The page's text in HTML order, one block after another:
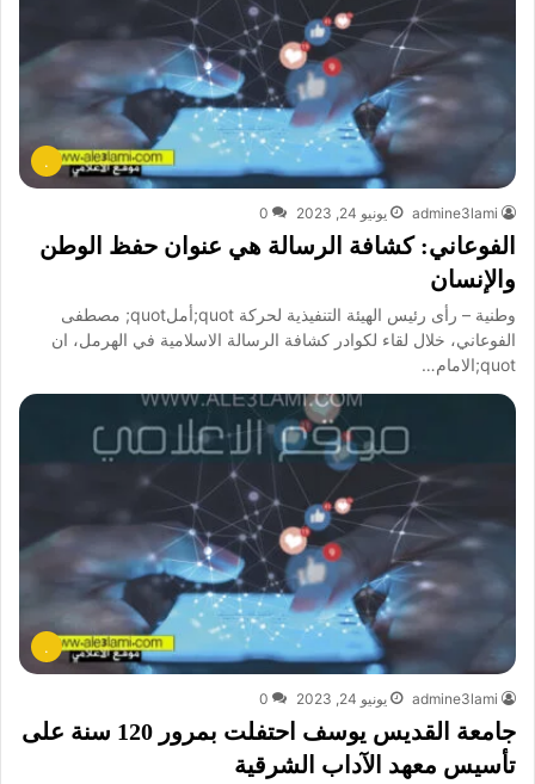
.
admine3lami يونيو 24, 2023 0
الفوعاني: كشافة الرسالة هي عنوان حفظ الوطن
والإنسان
وطنية – رأى رئيس الهيئة التنفيذية لحركة quot;أملquot; مصطفى
الفوعاني، خلال لقاء لكوادر كشافة الرسالة الاسلامية في الهرمل، ان
quot;الامام…
.
admine3lami يونيو 24, 2023 0
جامعة القديس يوسف احتفلت بمرور 120 سنة على
تأسيس معهد الآداب الشرقية